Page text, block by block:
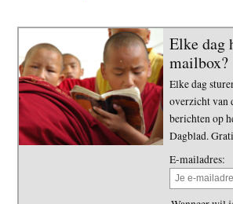
Elke dag
mailbox?
Elke dag
overzicht van
berichten op
Dagblad.
E-mailadres: